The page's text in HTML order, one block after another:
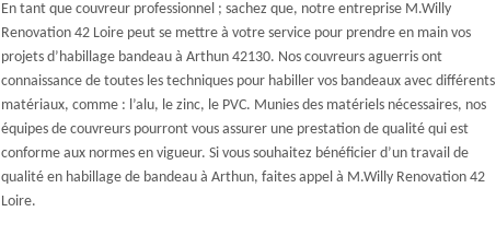
En tant que couvreur professionnel ; sachez que, notre entreprise M.Willy
Renovation 42 Loire peut se mettre à votre service pour prendre en main vos
projets d’habillage bandeau à Arthun 42130. Nos couvreurs aguerris ont
connaissance de toutes les techniques pour habiller vos bandeaux avec différents
matériaux, comme : l’alu, le zinc, le PVC. Munies des matériels nécessaires, nos
équipes de couvreurs pourront vous assurer une prestation de qualité qui est
conforme aux normes en vigueur. Si vous souhaitez bénéficier d’un travail de
qualité en habillage de bandeau à Arthun, faites appel à M.Willy Renovation 42
Loire.